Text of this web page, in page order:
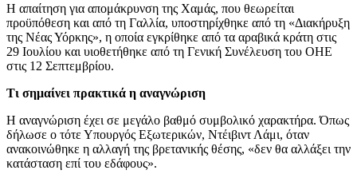
Η απαίτηση για απομάκρυνση της Χαμάς, που θεωρείται
προϋπόθεση και από τη Γαλλία, υποστηρίχθηκε από τη «Διακήρυξη
της Νέας Υόρκης», η οποία εγκρίθηκε από τα αραβικά κράτη στις
29 Ιουλίου και υιοθετήθηκε από τη Γενική Συνέλευση του ΟΗΕ
στις 12 Σεπτεμβρίου.
Τι σημαίνει πρακτικά η αναγνώριση
Η αναγνώριση έχει σε μεγάλο βαθμό συμβολικό χαρακτήρα. Όπως
δήλωσε ο τότε Υπουργός Εξωτερικών, Ντέιβιντ Λάμι, όταν
ανακοινώθηκε η αλλαγή της βρετανικής θέσης, «δεν θα αλλάξει την
κατάσταση επί του εδάφους».